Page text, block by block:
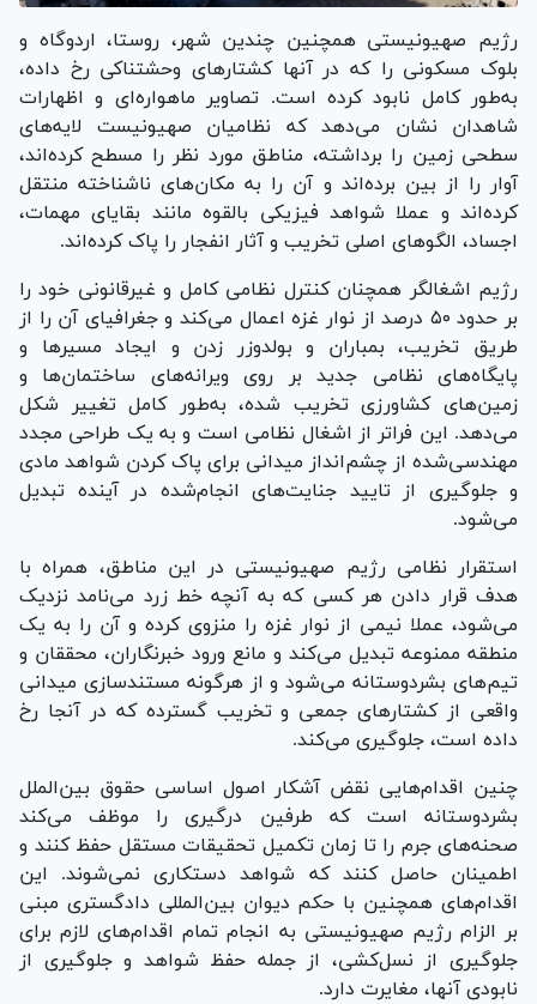
رژیم صهیونیستی همچنین چندین شهر، روستا، اردوگاه و
بلوک مسکونی را که در آنها کشتار‌های وحشتناکی رخ داده،
به‌طور کامل نابود کرده است. تصاویر ماهواره‌ای و اظهارات
شاهدان نشان می‌دهد که نظامیان صهیونیست لایه‌های
سطحی زمین را برداشته، مناطق مورد نظر را مسطح کرده‌اند،
آوار را از بین برده‌اند و آن را به مکان‌های ناشناخته منتقل
کرده‌اند و عملا شواهد فیزیکی بالقوه مانند بقایای مهمات،
اجساد، الگو‌های اصلی تخریب و آثار انفجار را پاک کرده‌اند.
رژیم اشغالگر همچنان کنترل نظامی کامل و غیرقانونی خود را
بر حدود ۵۰ درصد از نوار غزه اعمال می‌کند و جغرافیای آن را از
طریق تخریب، بمباران و بولدوزر زدن و ایجاد مسیر‌ها و
پایگاه‌های نظامی جدید بر روی ویرانه‌های ساختمان‌ها و
زمین‌های کشاورزی تخریب شده، به‌طور کامل تغییر شکل
می‌دهد. این فراتر از اشغال نظامی است و به یک طراحی مجدد
مهندسی‌شده از چشم‌انداز میدانی برای پاک کردن شواهد مادی
و جلوگیری از تایید جنایت‌های انجام‌شده در آینده تبدیل
می‌شود.
استقرار نظامی رژیم صهیونیستی در این مناطق، همراه با
هدف قرار دادن هر کسی که به آنچه خط زرد می‌نامد نزدیک
می‌شود، عملا نیمی از نوار غزه را منزوی کرده و آن را به یک
منطقه ممنوعه تبدیل می‌کند و مانع ورود خبرنگاران، محققان و
تیم‌های بشردوستانه می‌شود و از هرگونه مستندسازی میدانی
واقعی از کشتار‌های جمعی و تخریب گسترده که در آنجا رخ
داده است، جلوگیری می‌کند.
چنین اقدام‌هایی نقض آشکار اصول اساسی حقوق بین‌الملل
بشردوستانه است که طرفین درگیری را موظف می‌کند
صحنه‌های جرم را تا زمان تکمیل تحقیقات مستقل حفظ کنند و
اطمینان حاصل کنند که شواهد دستکاری نمی‌شوند. این
اقدام‌های همچنین با حکم دیوان بین‌المللی دادگستری مبنی
بر الزام رژیم صهیونیستی به انجام تمام اقدام‌های لازم برای
جلوگیری از نسل‌کشی، از جمله حفظ شواهد و جلوگیری از
نابودی آنها، مغایرت دارد.